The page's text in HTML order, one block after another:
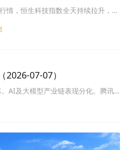
情，恒生科技指数全天持续拉升，成
07-07）
AI及大模型产业链表现分化。腾讯